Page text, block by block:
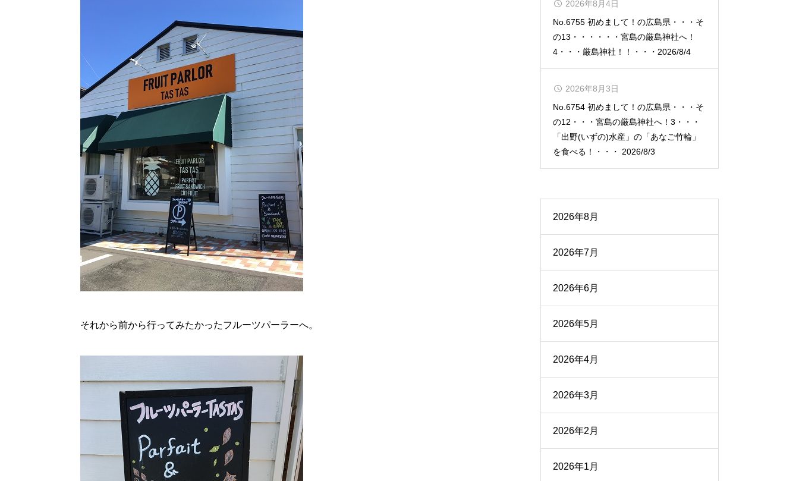
それから前から行ってみたかったフルーツパーラーへ。
No.6755 初めまして！の広島県・・・そ
の13・・・・・・宮島の厳島神社へ！
4・・・厳島神社！！・・・2026/8/4
2026年8月4日
No.6754 初めまして！の広島県・・・そ
の12・・・宮島の厳島神社へ！3・・・
「出野(いずの)水産」の「あなご竹輪」
を食べる！・・・ 2026/8/3
2026年8月3日
2026年8月
2026年7月
2026年6月
2026年5月
2026年4月
2026年3月
2026年2月
2026年1月